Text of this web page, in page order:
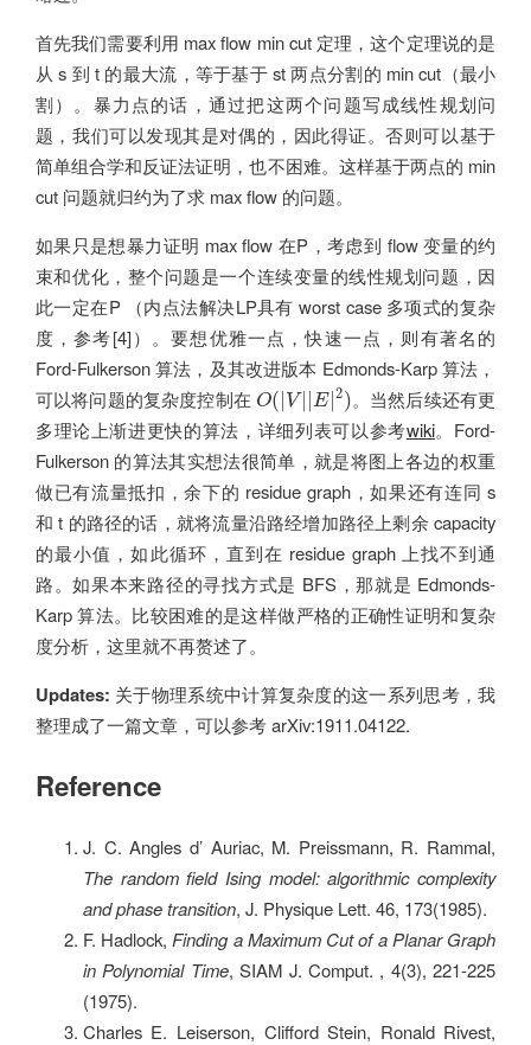
首先我们需要利用 max flow min cut 定理，这个定理说的是
从 s 到 t 的最大流，等于基于 st 两点分割的 min cut（最小
割）。暴力点的话，通过把这两个问题写成线性规划问
题，我们可以发现其是对偶的，因此得证。否则可以基于
简单组合学和反证法证明，也不困难。这样基于两点的 min
cut 问题就归约为了求 max flow 的问题。
如果只是想暴力证明 max flow 在P，考虑到 flow 变量的约
束和优化，整个问题是一个连续变量的线性规划问题，因
此一定在P （内点法解决LP具有 worst case 多项式的复杂
度，参考[4]）。要想优雅一点，快速一点，则有著名的
Ford-Fulkerson 算法，及其改进版本 Edmonds-Karp 算法，
可以将问题的复杂度控制在 O(| V||E|2)
O(|V|| E|2)。当然后续还有更
多理论上渐进更快的算法，详细列表可以参考wiki。Ford-
Fulkerson 的算法其实想法很简单，就是将图上各边的权重
做已有流量抵扣，余下的 residue graph，如果还有连同 s
和 t 的路径的话，就将流量沿路经增加路径上剩余 capacity
的最小值，如此循环，直到在 residue graph 上找不到通
路。如果本来路径的寻找方式是 BFS，那就是 Edmonds-
Karp 算法。比较困难的是这样做严格的正确性证明和复杂
度分析，这里就不再赘述了。
Updates: 关于物理系统中计算复杂度的这一系列思考，我
整理成了一篇文章，可以参考 arXiv:1911.04122.
Reference
J. C. Angles d’ Auriac, M. Preissmann, R. Rammal,
The random field Ising model: algorithmic complexity
and phase transition, J. Physique Lett. 46, 173(1985).
F. Hadlock, Finding a Maximum Cut of a Planar Graph
in Polynomial Time, SIAM J. Comput. , 4(3), 221-225
(1975).
Charles E. Leiserson, Clifford Stein, Ronald Rivest,